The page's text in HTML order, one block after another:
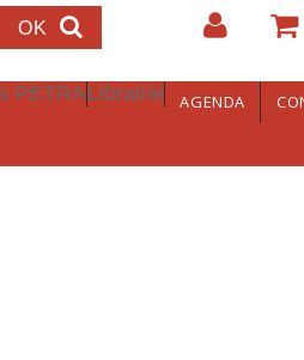
PETRALibrairie AGENDA